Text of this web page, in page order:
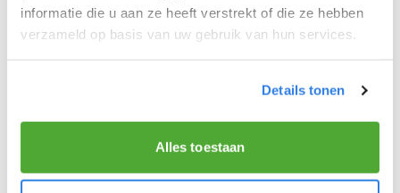
informatie die u aan ze heeft verstrekt of die ze hebben
verzameld op basis van uw gebruik van hun services.
Details tonen
Alles toestaan
Meld je aan als krantenbezorger!